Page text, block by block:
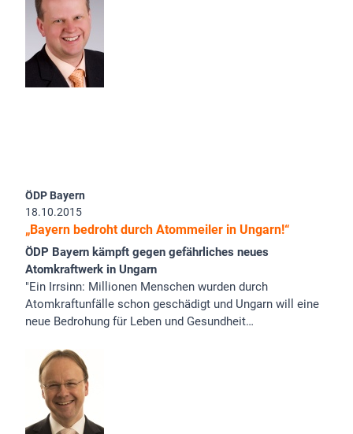
ÖDP Bayern
18.10.2015
„Bayern bedroht durch Atommeiler in Ungarn!“
ÖDP Bayern kämpft gegen gefährliches neues
Atomkraftwerk in Ungarn
"Ein Irrsinn: Millionen Menschen wurden durch
Atomkraftunfälle schon geschädigt und Ungarn will eine
neue Bedrohung für Leben und Gesundheit…